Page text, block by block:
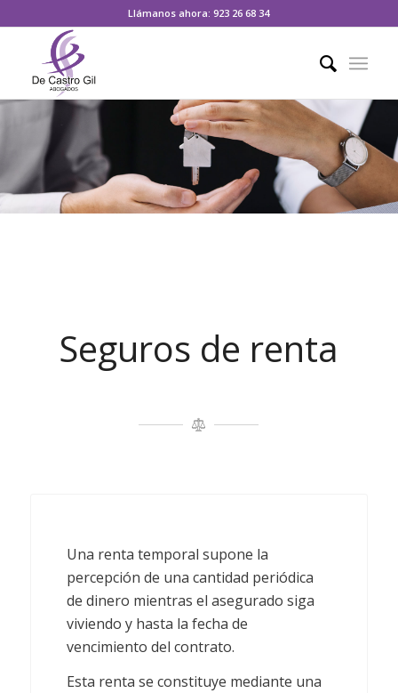
Llámanos ahora: 923 26 68 34
Seguros de renta
Una renta temporal supone la
percepción de una cantidad periódica
de dinero mientras el asegurado siga
viviendo y hasta la fecha de
vencimiento del contrato.
Esta renta se constituye mediante una